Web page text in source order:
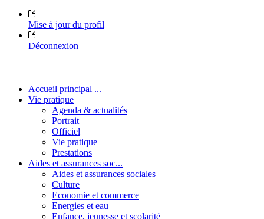
Mise à jour du profil
Déconnexion
Accueil principal ...
Vie pratique
Agenda & actualités
Portrait
Officiel
Vie pratique
Prestations
Aides et assurances soc...
Aides et assurances sociales
Culture
Economie et commerce
Energies et eau
Enfance, jeunesse et scolarité